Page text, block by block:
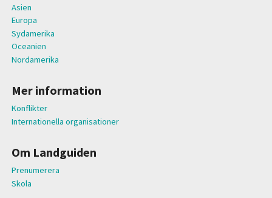
Asien
Europa
Sydamerika
Oceanien
Nordamerika
Mer information
Konflikter
Internationella organisationer
Om Landguiden
Prenumerera
Skola